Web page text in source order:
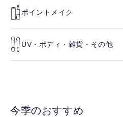
ポイントメイク
UV・ボディ・雑貨・その他
今季のおすすめ